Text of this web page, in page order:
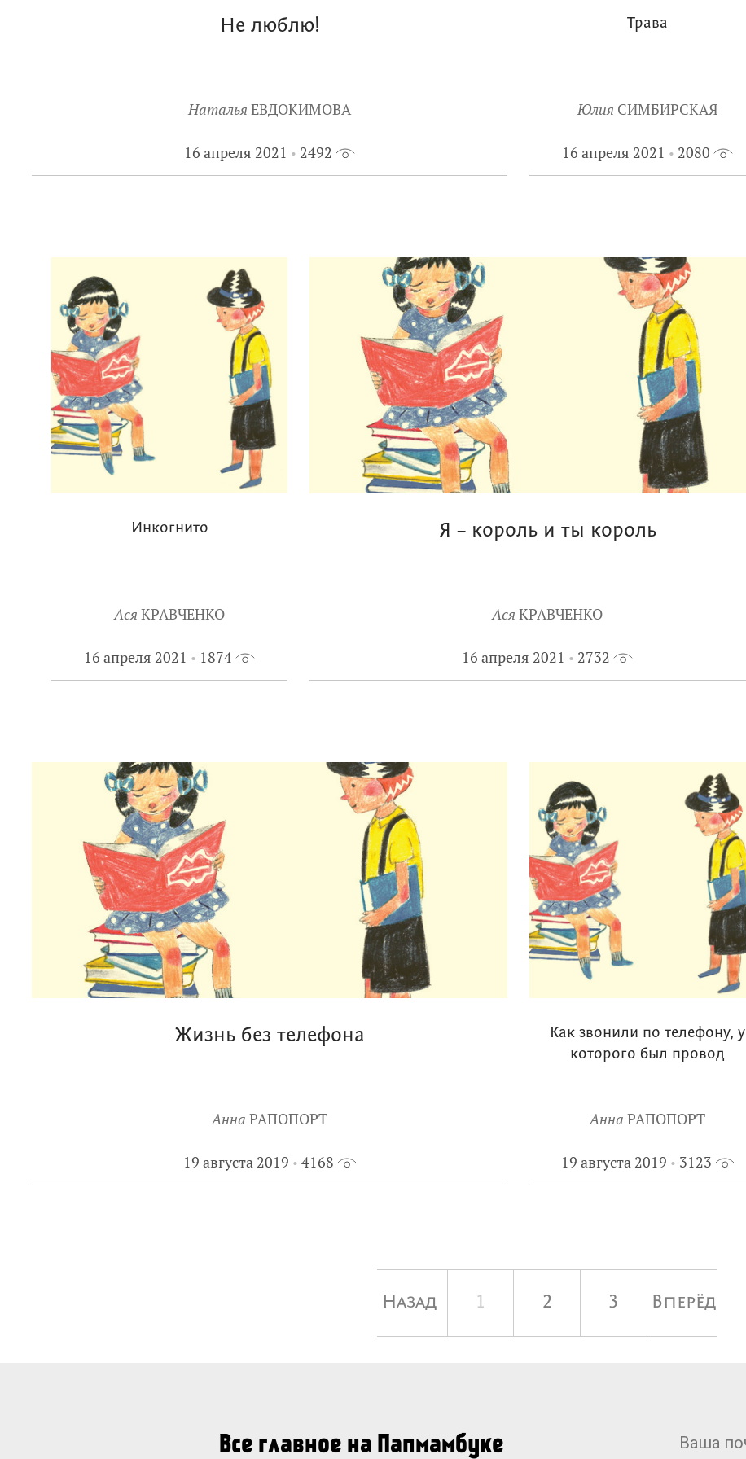
Не люблю!
Наталья ЕВДОКИМОВА
16 апреля 2021 2492
Трава
Юлия СИМБИРСКАЯ
16 апреля 2021 2080
Инкогнито
Ася КРАВЧЕНКО
16 апреля 2021 1874
Я – король и ты король
Ася КРАВЧЕНКО
16 апреля 2021 2732
Жизнь без телефона
Анна РАПОПОРТ
19 августа 2019 4168
Как звонили по телефону, у
которого был провод
Анна РАПОПОРТ
19 августа 2019 3123
Назад 1 2 3 Вперёд
Все главное на Папмамбуке